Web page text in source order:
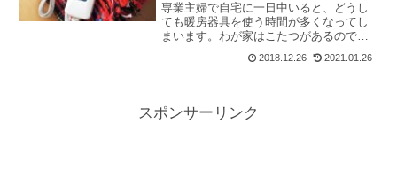
専業主婦で自宅に一日中いると、どうし
ても暖房器具を使う時間が多くなってし
まいます。わが家はこたつがあるので、
冷え込む朝方や夜間以外はこたつで暖を
とることが多いのですが、一日中つけっ
2018.12.26 2021.01.26
スポンサーリンク